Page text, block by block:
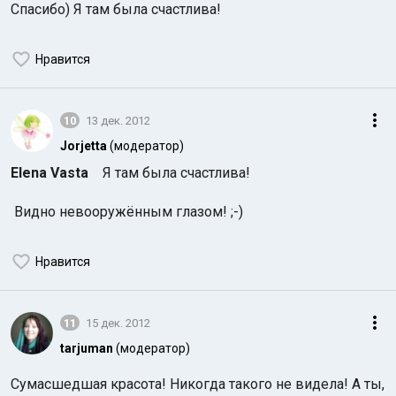
Спасибо) Я там была счастлива!
Нравится
10 13 дек. 2012
Jorjetta(модератор)
Elena Vasta Я там была счастлива!
Видно невооружённым глазом! ;-)
Нравится
11 15 дек. 2012
tarjuman (модератор)
Сумасшедшая красота! Никогда такого не видела! А ты,